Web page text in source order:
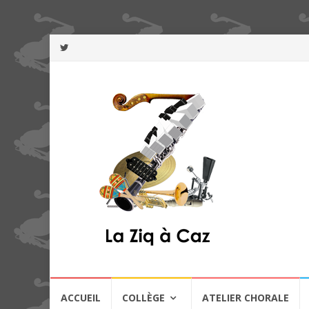
ACCUEIL COLLÈGE ATELIER CHORALE